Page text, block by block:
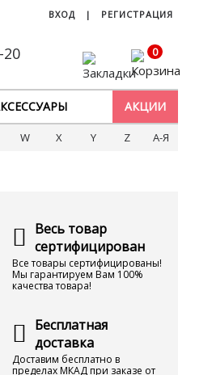
ВХОД | РЕГИСТРАЦИЯ
20 0
АКЦИИ
W X Y Z А-Я
Весь товар
сертифицирован
Все товары сертифицированы!
Мы гарантируем Вам 100%
качества товара!
Бесплатная
доставка
Доставим бесплатно в
пределах МКАД при заказе от